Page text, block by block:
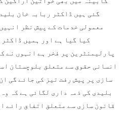
گئی ہیں ڈاکٹر ربابہ خان
معمولی خدمات کے پیش نظر
کیا گیا ہے اور ہمیں
پارلیمنٹرین پر فخر ہے انہوں نے
انسانی حقوق سے متعلق بلوچستان
سازی پر پیش رفت تیز کی جائے گی
بلیدی کی ذمہ داری لگائی ہے کہ
قانون سازی سے متعلق اتفاق رائے